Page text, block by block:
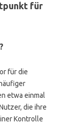
für
für die
etwa einmal
die ihre
Kontrolle